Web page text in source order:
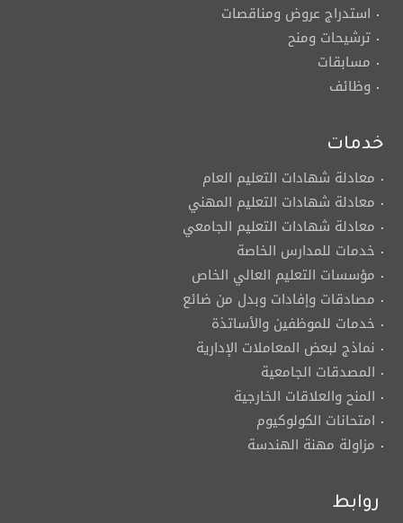
استدراج عروض ومناقصات
ترشيحات ومنح
مسابقات
وظائف
خدمات
معادلة شهادات التعليم العام
معادلة شهادات التعليم المهني
معادلة شهادات التعليم الجامعي
خدمات للمدارس الخاصة
مؤسسات التعليم العالي الخاص
مصادقات وإفادات وبدل من ضائع
خدمات للموظفين والأساتذة
نماذج لبعض المعاملات الإدارية
المصدقات الجامعية
المنح والعلاقات الخارجية
امتحانات الكولوكيوم
مزاولة مهنة الهندسة
روابط